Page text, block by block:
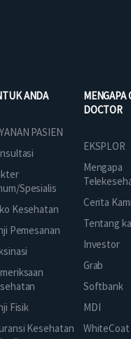
ANDA
PASIEN
Spesialis
Kesehatan
Pemesanan
Fisik
Kesehatan
MENGAPA
DOCTOR
EKSPLOR
Mengapa
Cerita Kami
Tentang
Investor
Grab
Softbank
MDI
WhiteCoat